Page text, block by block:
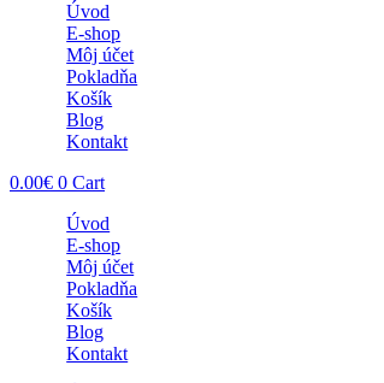
Úvod
E-shop
Môj účet
Pokladňa
Košík
Blog
Kontakt
0.00€ 0 Cart
Úvod
E-shop
Môj účet
Pokladňa
Košík
Blog
Kontakt